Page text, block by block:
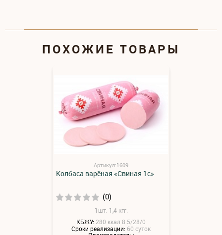
ПОХОЖИЕ ТОВАРЫ
Артикул:1609
Колбаса варёная «Свиная 1с»
(0)
1шт: 1,4 кгг.
КБЖУ: 280 ккал 8.5/28/0
Сроки реализации: 60 суток